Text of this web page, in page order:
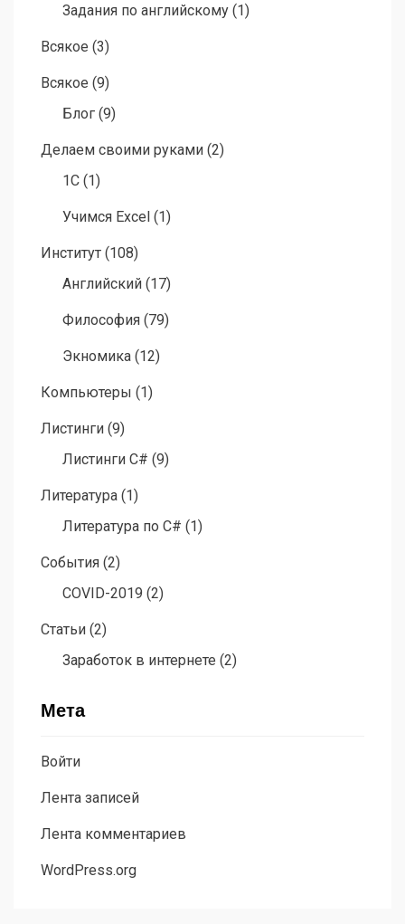
Задания по английскому (1)
Всякое (3)
Всякое (9)
Блог (9)
Делаем своими руками (2)
1C (1)
Учимся Excel (1)
Институт (108)
Английский (17)
Философия (79)
Экномика (12)
Компьютеры (1)
Листинги (9)
Листинги C# (9)
Литература (1)
Литература по C# (1)
События (2)
COVID-2019 (2)
Статьи (2)
Заработок в интернете (2)
Мета
Войти
Лента записей
Лента комментариев
WordPress.org